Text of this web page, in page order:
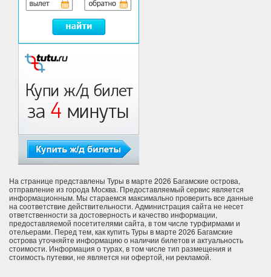
На странице представлены Туры в марте 2026 Багамские острова,
отправление из города Москва. Предоставляемый сервис является
информационным. Мы стараемся максимально проверить все данные
на соответствие действительности. Администрация сайта не несет
ответственности за достоверность и качество информации,
предоставляемой посетителями сайта, в том числе турфирмами и
отельерами. Перед тем, как купить Туры в марте 2026 Багамские
острова уточняйте информацию о наличии билетов и актуальность
стоимости. Информация о турах, в том числе тип размещения и
стоимость путевки, не является ни офертой, ни рекламой.